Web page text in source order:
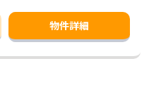
物件詳細